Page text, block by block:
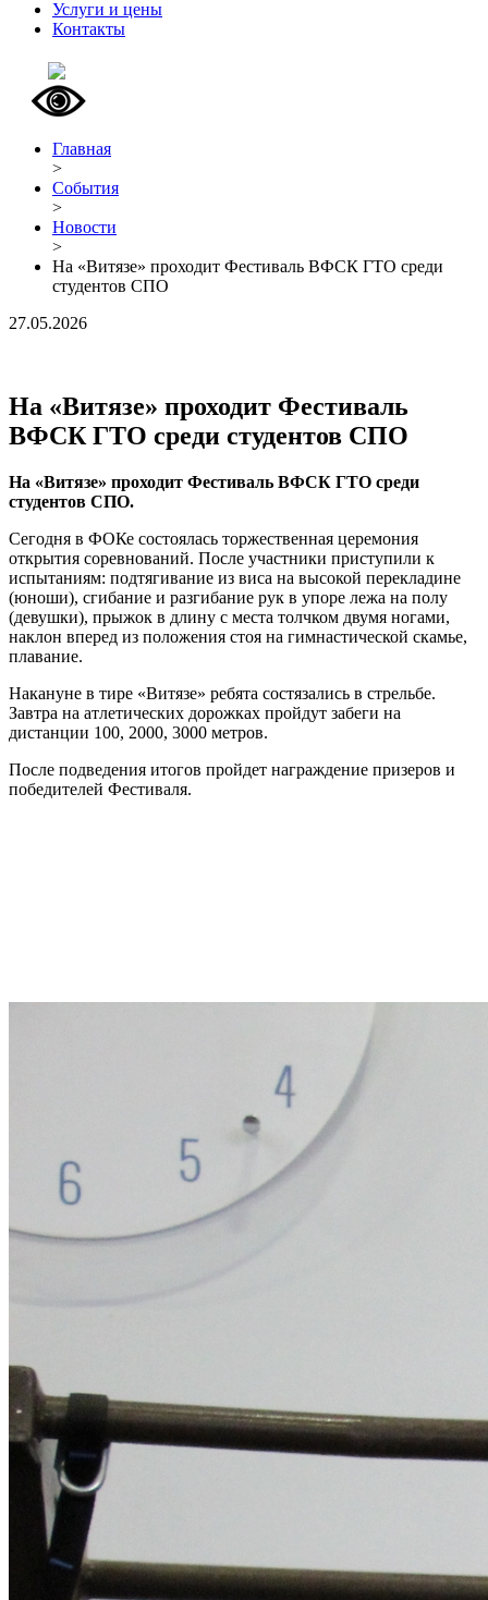
Услуги и цены
Контакты
Главная
>
События
>
Новости
>
На «Витязе» проходит Фестиваль ВФСК ГТО среди
студентов СПО
27.05.2026
На «Витязе» проходит Фестиваль
ВФСК ГТО среди студентов СПО
На «Витязе» проходит Фестиваль ВФСК ГТО среди
студентов СПО.
Сегодня в ФОКе состоялась торжественная церемония
открытия соревнований. После участники приступили к
испытаниям: подтягивание из виса на высокой перекладине
(юноши), сгибание и разгибание рук в упоре лежа на полу
(девушки), прыжок в длину с места толчком двумя ногами,
наклон вперед из положения стоя на гимнастической скамье,
плавание.
Накануне в тире «Витязе» ребята состязались в стрельбе.
Завтра на атлетических дорожках пройдут забеги на
дистанции 100, 2000, 3000 метров.
После подведения итогов пройдет награждение призеров и
победителей Фестиваля.